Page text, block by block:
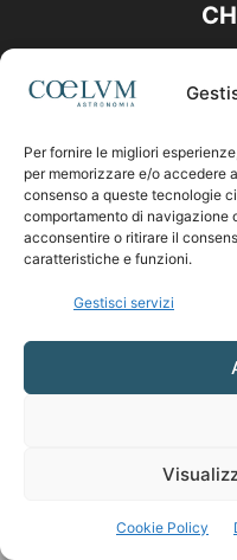
Per fornire le migliori
per memorizzare e/o accedere
consenso a queste tecnologie
comportamento di navigazione
acconsentire o ritirare il
caratteristiche e funzioni.
Gestisci servizi
Cookie Policy
Contattaci: